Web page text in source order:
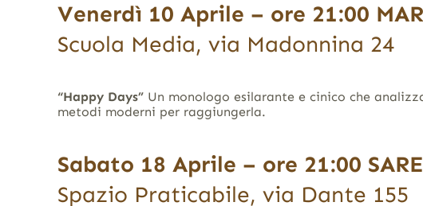
Venerdì 10 Aprile – ore 21:00
Scuola Media, via Madonnina 24
“Happy Days”Un monologo esilarante e cinico che
metodi moderni per raggiungerla.
Sabato 18 Aprile – ore 21:00
Spazio Praticabile, via Dante 155